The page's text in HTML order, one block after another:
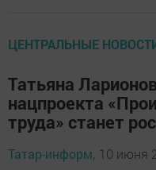
ЦЕНТРАЛЬНЫЕ
Татьяна
нацпроекта
труда» станет
Татар-информ, 10 июня